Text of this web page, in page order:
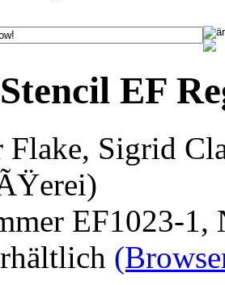
EF
Sigrid
EF1023-1,